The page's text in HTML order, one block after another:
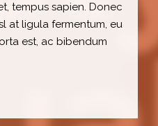
tempus sapien. Donec
at ligula fermentum, eu
est, ac bibendum